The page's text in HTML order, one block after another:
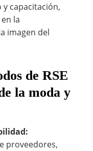
capacitación,
la
imagen del
de RSE
la moda y
proveedores,